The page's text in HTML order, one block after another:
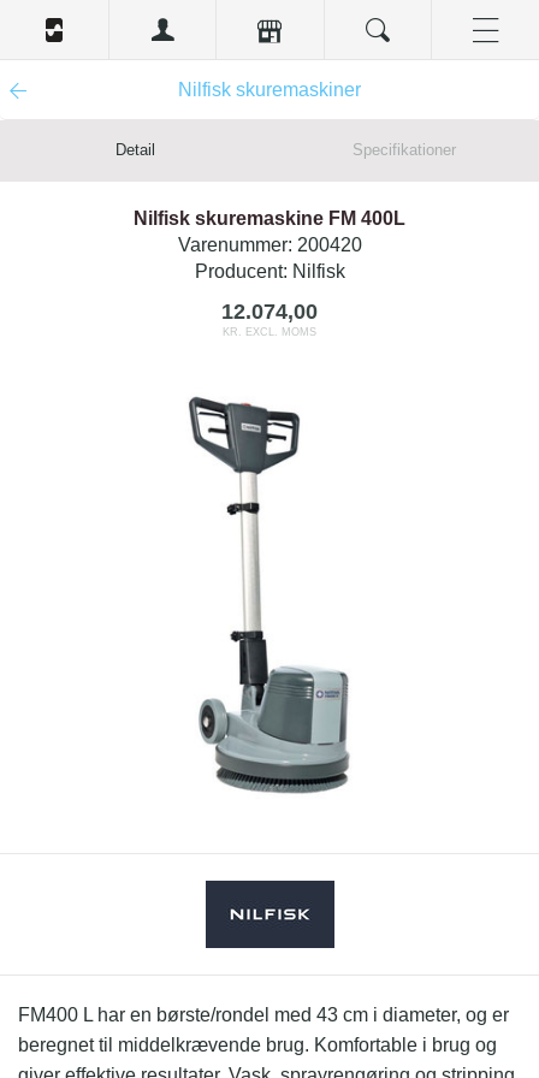
Nilfisk skuremaskiner
Detail Specifikationer
Nilfisk skuremaskine FM 400L
Varenummer: 200420
Producent: Nilfisk
12.074,00
KR. EXCL. MOMS
FM400 L har en børste/rondel med 43 cm i diameter, og er
beregnet til middelkrævende brug. Komfortable i brug og